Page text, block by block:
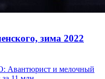
зима 2022